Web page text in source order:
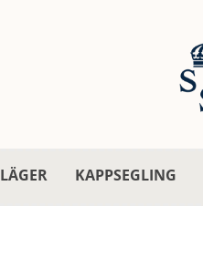
LÄGER KAPPSEGLING